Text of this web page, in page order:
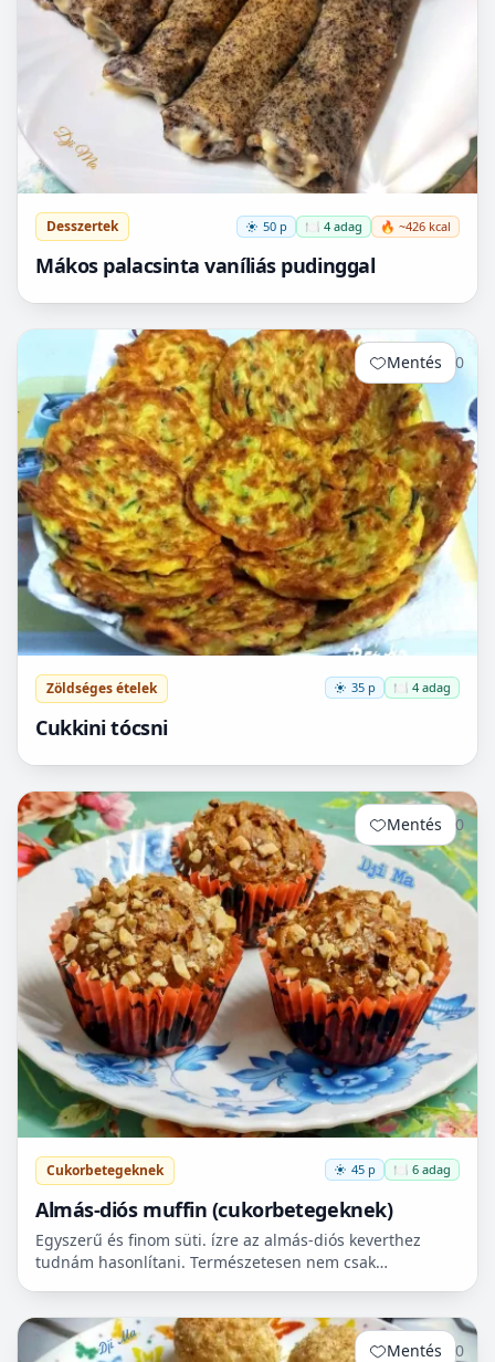
Desszertek 50 p 🍽️ 4 adag 🔥 ~426 kcal
Mákos palacsinta vaníliás pudinggal
Mentés 0
Zöldséges ételek 35 p 🍽️ 4 adag
Cukkini tócsni
Mentés 0
Cukorbetegeknek 45 p 🍽️ 6 adag
Almás-diós muffin (cukorbetegeknek)
Egyszerű és finom süti. ízre az almás-diós keverthez
tudnám hasonlítani. Természetesen nem csak
Mentés 0